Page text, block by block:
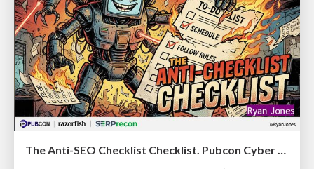
The Anti-SEO Checklist Checklist. Pubcon Cyber Week